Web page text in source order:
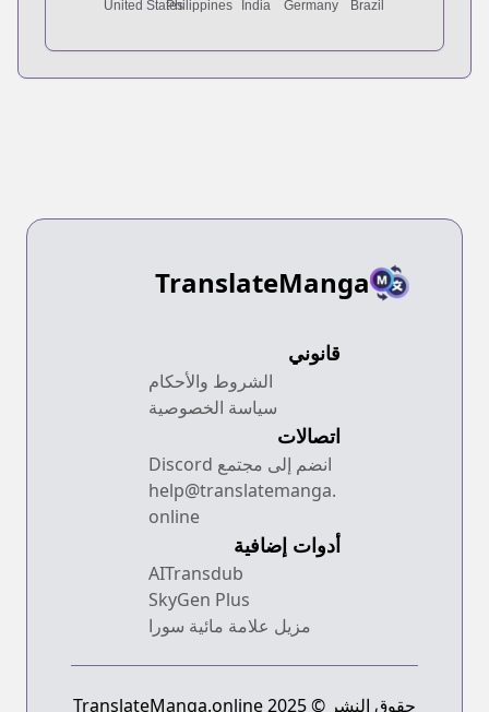
TranslateManga
قانوني
الشروط والأحكام
سياسة الخصوصية
اتصالات
انضم إلى مجتمع Discord
help@translatemanga.
online
أدوات إضافية
AITransdub
SkyGen Plus
مزيل علامة مائية سورا
حقوق النشر © 2025 TranslateManga.online